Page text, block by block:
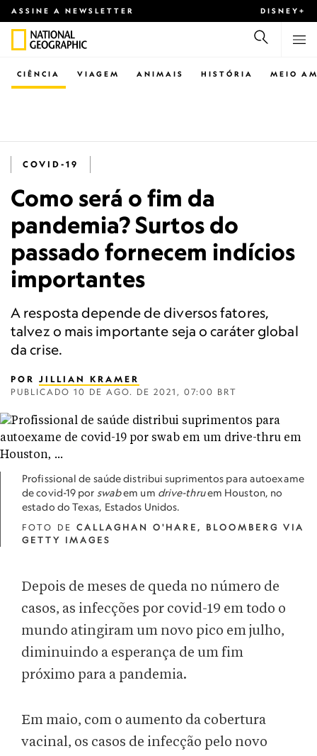
ASSINE A NEWSLETTER DISNEY+
CIÊNCIA VIAGEM ANIMAIS HISTÓRIA MEIO
COVID-19
Como será o fim da
pandemia? Surtos do
passado fornecem indícios
importantes
A resposta depende de diversos fatores,
talvez o mais importante seja o caráter global
da crise.
POR JILLIAN KRAMER
PUBLICADO 10 DE AGO. DE 2021, 07:00 BRT
Profissional de saúde distribui suprimentos para autoexame
de covid-19 por swabem um drive-thruem Houston, no
estado do Texas, Estados Unidos.
FOTO DE CALLAGHAN O'HARE, BLOOMBERG VIA
GETTY IMAGES
Depois de meses de queda no número de
casos, as infecções por covid-19 em todo o
mundo atingiram um novo pico em julho,
diminuindo a esperança de um fim
próximo para a pandemia.
Em maio, com o aumento da cobertura
vacinal, os casos de infecção pelo novo